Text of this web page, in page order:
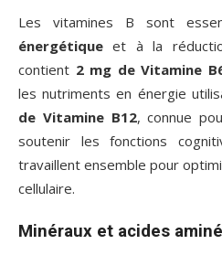
Les vitamines B sont
énergétique et à la
contient 2 mg de Vitamine
les nutriments en énergie
de Vitamine B12, connue
soutenir les fonctions
travaillent ensemble pour
cellulaire.
Minéraux et acides